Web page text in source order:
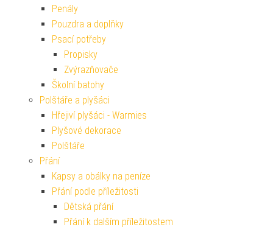
Penály
Pouzdra a doplňky
Psací potřeby
Propisky
Zvýrazňovače
Školní batohy
Polštáře a plyšáci
Hřejiví plyšáci - Warmies
Plyšové dekorace
Polštáře
Přání
Kapsy a obálky na peníze
Přání podle příležitosti
Dětská přání
Přání k dalším příležitostem